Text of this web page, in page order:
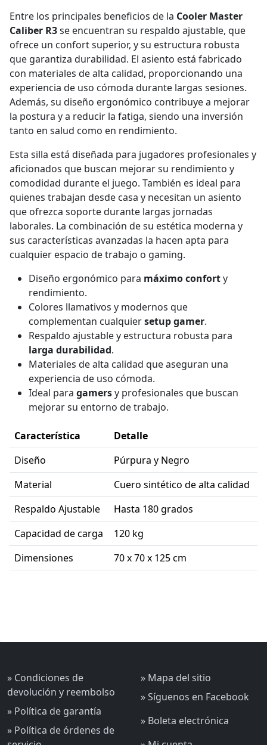
Entre los principales beneficios de la Cooler Master
Caliber R3se encuentran su respaldo ajustable, que
ofrece un confort superior, y su estructura robusta
que garantiza durabilidad. El asiento está fabricado
con materiales de alta calidad, proporcionando una
experiencia de uso cómoda durante largas sesiones.
Además, su diseño ergonómico contribuye a mejorar
la postura y a reducir la fatiga, siendo una inversión
tanto en salud como en rendimiento.
Esta silla está diseñada para jugadores profesionales y
aficionados que buscan mejorar su rendimiento y
comodidad durante el juego. También es ideal para
quienes trabajan desde casa y necesitan un asiento
que ofrezca soporte durante largas jornadas
laborales. La combinación de su estética moderna y
sus características avanzadas la hacen apta para
cualquier espacio de trabajo o gaming.
Diseño ergonómico para máximo conforty
rendimiento.
Colores llamativos y modernos que
complementan cualquiersetup gamer.
Respaldo ajustable y estructura robusta para
larga durabilidad.
Materiales de alta calidad que aseguran una
experiencia de uso cómoda.
Ideal para gamersy profesionales que buscan
mejorar su entorno de trabajo.
Característica
Detalle
Diseño
Púrpura y Negro
Material
Cuero sintético de alta calidad
Respaldo Ajustable
Hasta 180 grados
Capacidad de carga
120 kg
Dimensiones
70 x 70 x 125 cm
» Condiciones de
devolución y reembolso
» Política de garantía
» Política de órdenes de
» Mapa del sitio
» Síguenos en Facebook
» Boleta electrónica